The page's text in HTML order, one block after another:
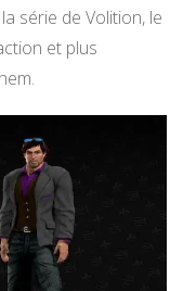
série de Volition, le
et plus